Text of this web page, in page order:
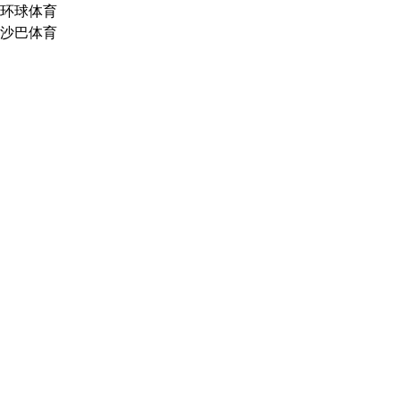
环球体育
沙巴体育